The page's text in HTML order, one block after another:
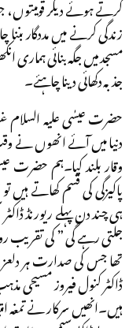
کرتے ہوئے دیگر
زندگی کرنے میں مددگار
مسجد میں جگہ بنائی ہماری
جذبہ دکھائی دینا چاہئے۔
حضرت عیسٰی علیہ
دنیا میں آئے انھوں نے
وقار بلند کیا۔ہم حضرت
پاکیزگی کی قسم کھاتے
ہی چند دن پہلے ریورنڈ
جلتی رہے گی ” کی تقریب
تھا جس کی صدارت ہر
ڈاکٹر کنول فیروز مسیحی
ہیں۔انھیں سرکار نے تمغہ